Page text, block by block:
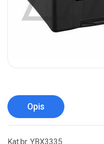
Opis
Kat.br. YBX3335